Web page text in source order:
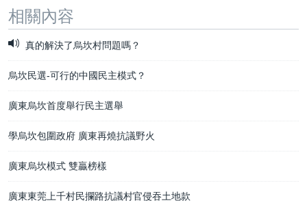
相關內容
真的解決了烏坎村問題嗎？
烏坎民選-可行的中國民主模式？
廣東烏坎首度舉行民主選舉
學烏坎包圍政府 廣東再燒抗議野火
廣東烏坎模式 雙贏榜樣
廣東東莞上千村民攔路抗議村官侵吞土地款